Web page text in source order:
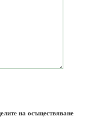
на осъществяване